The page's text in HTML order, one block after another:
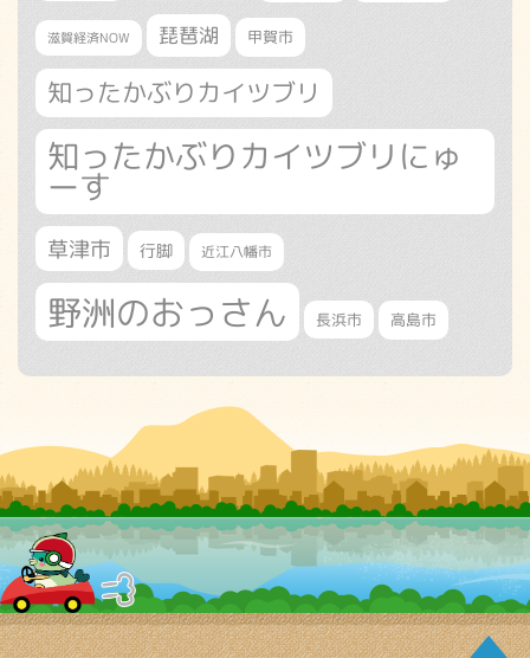
滋賀経済NOW 琵琶湖 甲賀市
知ったかぶりカイツブリ
知ったかぶりカイツブリにゅ
ーす
草津市 行脚 近江八幡市
野洲のおっさん 長浜市 高島市